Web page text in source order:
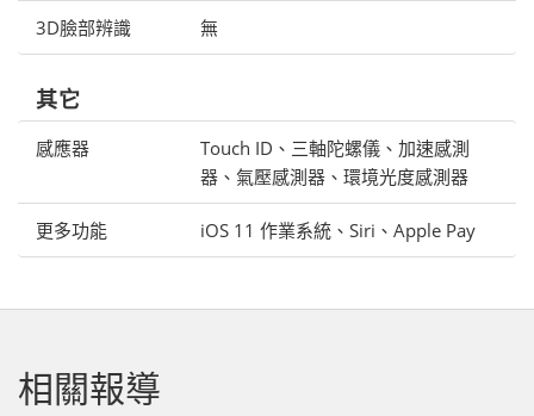
3D臉部辨識 無
其它
感應器
Touch ID、三軸陀螺儀、加速感測
器、氣壓感測器、環境光度感測器
更多功能 iOS 11 作業系統、Siri、Apple Pay
相關報導